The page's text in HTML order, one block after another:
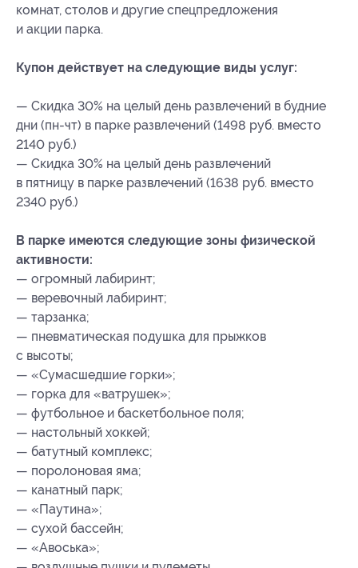
комнат, столов и другие спецпредложения
и акции парка.
Купон действует на следующие виды услуг:
— Скидка 30% на целый день развлечений в будние
дни (пн-чт) в парке развлечений (1498 руб. вместо
2140 руб.)
— Скидка 30% на целый день развлечений
в пятницу в парке развлечений (1638 руб. вместо
2340 руб.)
В парке имеются следующие зоны физической
активности:
— огромный лабиринт;
— веревочный лабиринт;
— тарзанка;
— пневматическая подушка для прыжков
с высоты;
— «Сумасшедшие горки»;
— горка для «ватрушек»;
— футбольное и баскетбольное поля;
— настольный хоккей;
— батутный комплекс;
— поролоновая яма;
— канатный парк;
— «Паутина»;
— сухой бассейн;
— «Авоська»;